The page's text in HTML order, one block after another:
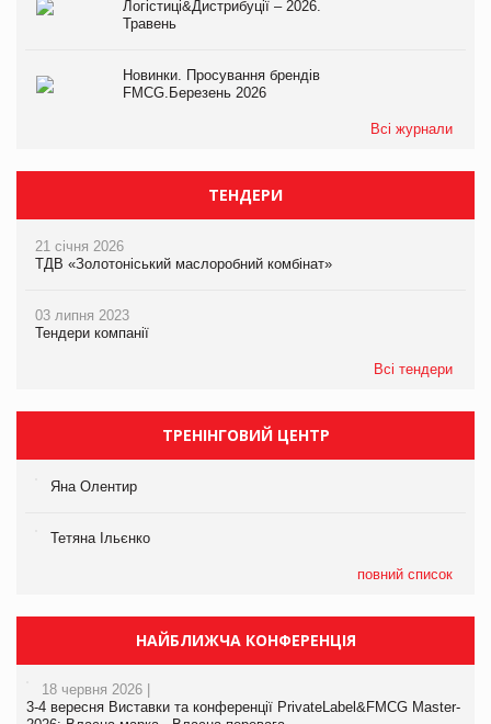
Логістиці&Дистрибуції – 2026.
Травень
Новинки. Просування брендів
FMCG.Березень 2026
Всі журнали
ТЕНДЕРИ
21 січня 2026
ТДВ «Золотоніський маслоробний комбінат»
03 липня 2023
Тендери компанії
Всі тендери
ТРЕНІНГОВИЙ ЦЕНТР
Яна Олентир
Тетяна Ільєнко
повний список
НАЙБЛИЖЧА КОНФЕРЕНЦІЯ
18 червня 2026 |
3-4 вересня Виставки та конференції PrivateLabel&FMCG Master-